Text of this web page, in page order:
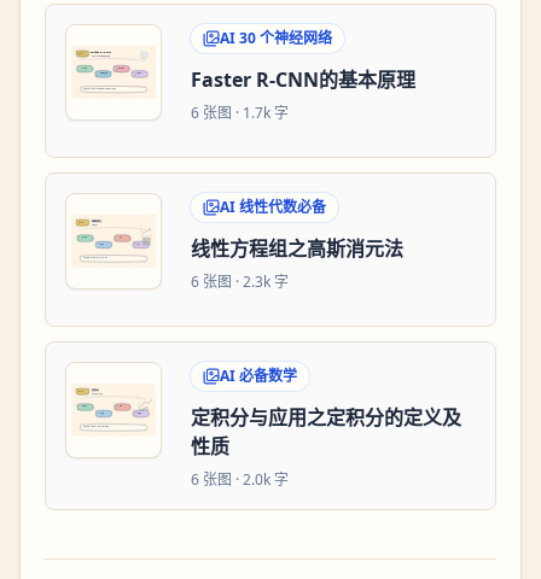
AI 30 个神经网络
Faster R-CNN的基本原理
6 张图 · 1.7k 字
AI 线性代数必备
线性方程组之高斯消元法
6 张图 ·2.3k 字
AI 必备数学
定积分与应用之定积分的定义及
性质
6 张图 ·2.0k 字